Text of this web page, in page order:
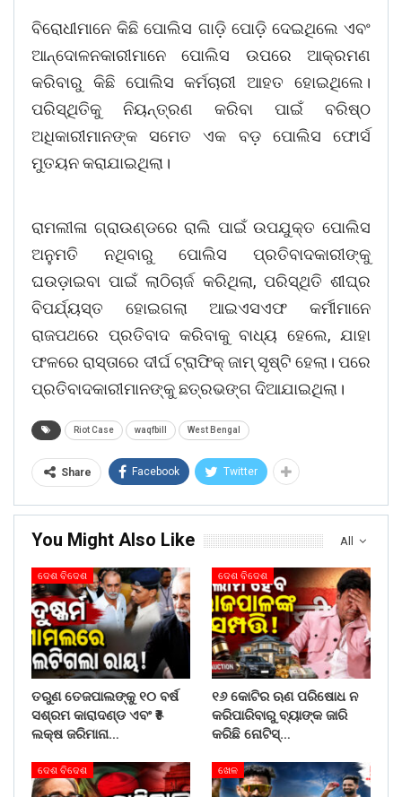
ବିରୋଧୀମାନେ କିଛି ପୋଲିସ ଗାଡ଼ି ପୋଡ଼ି ଦେଇଥିଲେ ଏବଂ
ଆନ୍ଦୋଳନକାରୀମାନେ ପୋଲିସ ଉପରେ ଆକ୍ରମଣ
କରିବାରୁ କିଛି ପୋଲିସ କର୍ମଚାରୀ ଆହତ ହୋଇଥିଲେ।
ପରିସ୍ଥିତିକୁ ନିୟନ୍ତ୍ରଣ କରିବା ପାଇଁ ବରିଷ୍ଠ
ଅଧିକାରୀମାନଙ୍କ ସମେତ ଏକ ବଡ଼ ପୋଲିସ ଫୋର୍ସ
ମୁତୟନ କରାଯାଇଥିଲା।
ରାମଲୀଳା ଗ୍ରାଉଣ୍ଡରେ ରାଲି ପାଇଁ ଉପଯୁକ୍ତ ପୋଲିସ
ଅନୁମତି ନଥିବାରୁ ପୋଲିସ ପ୍ରତିବାଦକାରୀଙ୍କୁ
ଘଉଡ଼ାଇବା ପାଇଁ ଲାଠିଚାର୍ଜ କରିଥିଲା, ପରିସ୍ଥିତି ଶୀଘ୍ର
ବିପର୍ଯ୍ୟସ୍ତ ହୋଇଗଲା ଆଇଏସଏଫ କର୍ମୀମାନେ
ରାଜପଥରେ ପ୍ରତିବାଦ କରିବାକୁ ବାଧ୍ୟ ହେଲେ, ଯାହା
ଫଳରେ ରାସ୍ତାରେ ଦୀର୍ଘ ଟ୍ରାଫିକ୍ ଜାମ୍ ସୃଷ୍ଟି ହେଲା। ପରେ
ପ୍ରତିବାଦକାରୀମାନଙ୍କୁ ଛତ୍ରଭଙ୍ଗ ଦିଆଯାଇଥିଲା।
Riot Case waqfbill West Bengal
Share Facebook Twitter
All
You Might Also Like
ଦେଶ ବିଦେଶ
ତରୁଣ ତେଜପାଲଙ୍କୁ ୧୦ ବର୍ଷ
ସଶ୍ରମ କାରାଦଣ୍ଡ ଏବଂ ₹୫
ଲକ୍ଷ ଜରିମାନା…
ଦେଶ ବିଦେଶ
୧୬ କୋଟିର ଋଣ ପରିଷୋଧ ନ
କରିପାରିବାରୁ ବ୍ୟାଙ୍କ ଜାରି
କରିଛି ନୋଟିସ୍…
ଦେଶ ବିଦେଶ ଖେଳ